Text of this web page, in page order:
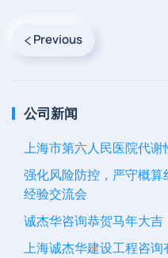
Previous
公司新闻
上海市第六人民医院代
强化风险防控，严守概
经验交流会
诚杰华咨询恭贺马年大吉
上海诚杰华建设工程咨